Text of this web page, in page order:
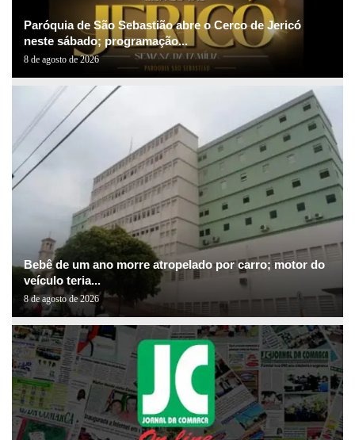
Paróquia de São Sebastião abre o Cerco de Jericó
neste sábado; programação...
8 de agosto de 2026
Bebê de um ano morre atropelado por carro; motor do
veículo teria...
8 de agosto de 2026